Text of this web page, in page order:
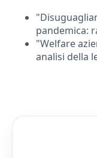
pandemica:
"Welfare
analisi della